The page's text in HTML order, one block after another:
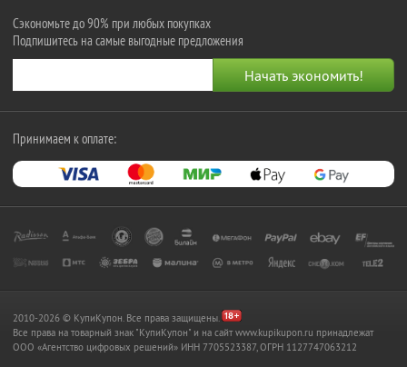
Сэкономьте до 90% при любых покупках
Подпишитесь на самые выгодные предложения
Принимаем к оплате:
2010-2026 © КупиКупон. Все права защищены.
Все права на товарный знак "КупиКупон" и на сайт www.kupikupon.ru принадлежат
OOO «Агентство цифровых решений» ИНН 7705523387, ОГРН 1127747063212